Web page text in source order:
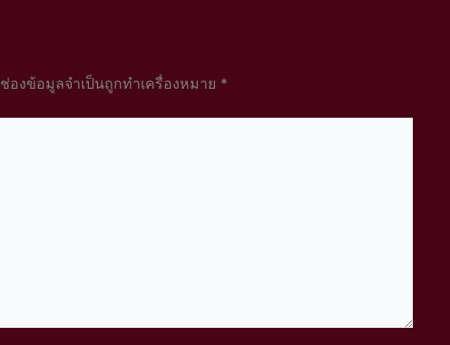
ช่องข้อมูลจำเป็นถูกทำเครื่องหมาย *